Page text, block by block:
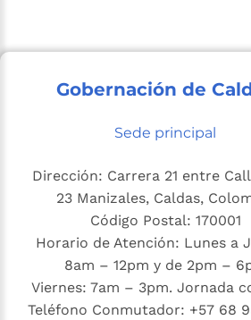
Gobernación de
Sede principal
Dirección: Carrera 21 entre
23 Manizales, Caldas,
Código Postal: 170001
Horario de Atención: Lunes a
8am – 12pm y de 2pm –
Viernes: 7am – 3pm. Jornada
Teléfono Conmutador: +57 68